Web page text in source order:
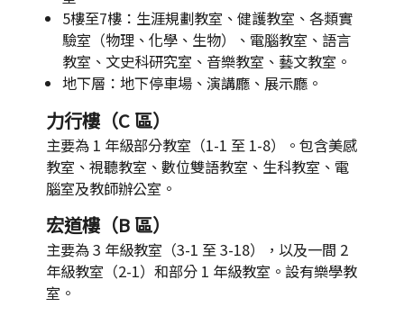
5樓至7樓：生涯規劃教室、健護教室、各類實
驗室（物理、化學、生物）、電腦教室、語言
教室、文史科研究室、音樂教室、藝文教室。
地下層：地下停車場、演講廳、展示廳。
力行樓（C 區）
主要為 1 年級部分教室（1-1 至 1-8）。包含美感
教室、視聽教室、數位雙語教室、生科教室、電
腦室及教師辦公室。
宏道樓（B 區）
主要為 3 年級教室（3-1 至 3-18），以及一間 2
年級教室（2-1）和部分 1 年級教室。設有樂學教
室。